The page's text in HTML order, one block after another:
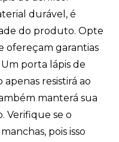
durável, é
do produto. Opte
ofereçam garantias
porta lápis de
resistirá ao
manterá sua
Verifique se o
pois isso